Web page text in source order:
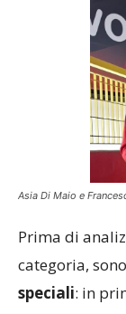
Asia Di Maio e
Prima di
categoria,
speciali: in